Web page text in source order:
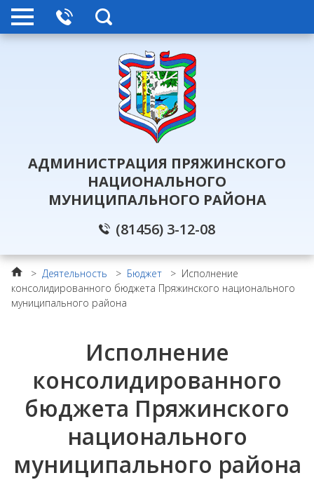
АДМИНИСТРАЦИЯ ПРЯЖИНСКОГО
НАЦИОНАЛЬНОГО
МУНИЦИПАЛЬНОГО РАЙОНА
(81456) 3-12-08
> Деятельность > Бюджет > Исполнение
консолидированного бюджета Пряжинского национального
муниципального района
Исполнение
консолидированного
бюджета Пряжинского
национального
муниципального района